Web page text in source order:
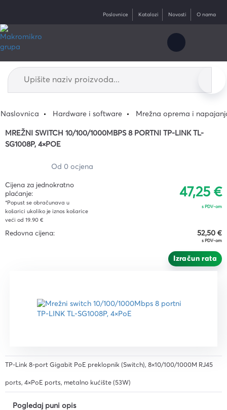
Poslovnice Katalozi Novosti O nama
Naslovnica Hardware i software Mrežna oprema i
MREŽNI SWITCH 10/100/1000MBPS 8 PORTNI TP-LINK TL-
SG1008P, 4×POE
Od 0 ocjena
Cijena za jednokratno
plaćanje:
*Popust se obračunava u
košarici ukoliko je iznos košarice
veći od 19.90 €
47,25 €
s PDV-om
Redovna cijena: 52,50 €
s PDV-om
Izračun rata
TP-Link 8-port Gigabit PoE preklopnik (Switch), 8×10/100/1000M RJ45
ports, 4×PoE ports, metalno kućište (53W)
Pogledaj puni opis